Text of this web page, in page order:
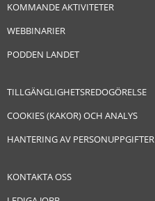
KOMMANDE AKTIVITETER
WEBBINARIER
PODDEN LANDET
TILLGÄNGLIGHETSREDOGÖRELSE
COOKIES (KAKOR) OCH ANALYS
HANTERING AV PERSONUPPGIFTER
KONTAKTA OSS